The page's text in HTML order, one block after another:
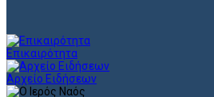
Επικαιρότητα
Αρχείο Ειδήσεων